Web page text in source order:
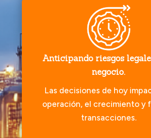
Anticipando riesgos
negocio.
Las decisiones de hoy
operación, el crecimiento y
transacciones.